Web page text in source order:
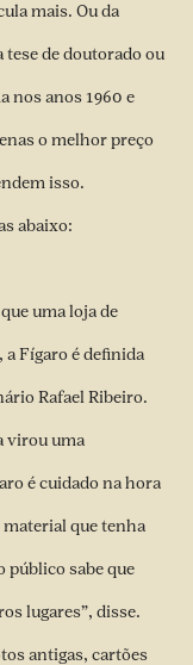
mais. Ou da
de doutorado ou
nos anos 1960 e
o melhor preço
isso.
abaixo:
uma loja de
a Fígaro é definida
Rafael Ribeiro.
virou uma
é cuidado na hora
que tenha
público sabe que
lugares”, disse.
antigas, cartões